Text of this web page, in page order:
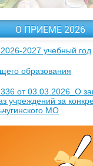
О ПРИЕМЕ 2026
2027 учебный год
образования
от 03.03.2026_О
учреждений за
МО